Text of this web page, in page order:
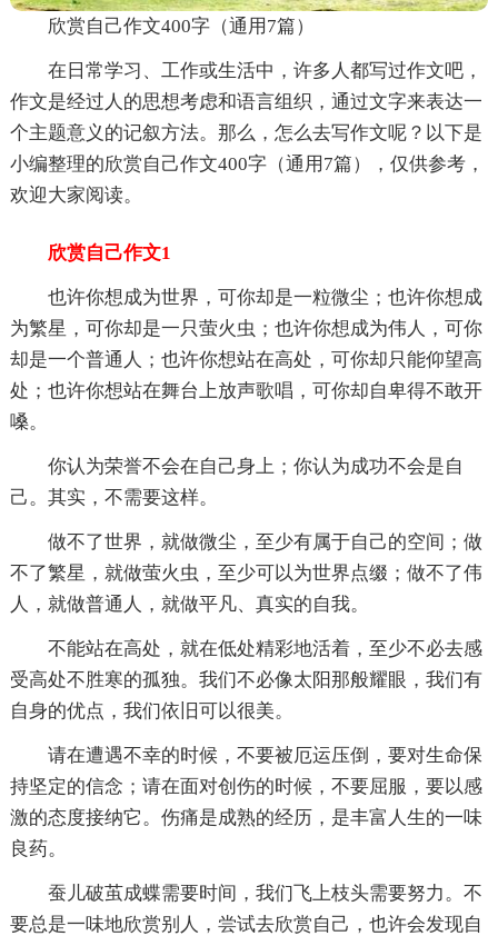
欣赏自己作文400字（通用7篇）
在日常学习、工作或生活中，许多人都写过作文吧，
作文是经过人的思想考虑和语言组织，通过文字来表达一
个主题意义的记叙方法。那么，怎么去写作文呢？以下是
小编整理的欣赏自己作文400字（通用7篇），仅供参考，
欢迎大家阅读。
欣赏自己作文1
也许你想成为世界，可你却是一粒微尘；也许你想成
为繁星，可你却是一只萤火虫；也许你想成为伟人，可你
却是一个普通人；也许你想站在高处，可你却只能仰望高
处；也许你想站在舞台上放声歌唱，可你却自卑得不敢开
嗓。
你认为荣誉不会在自己身上；你认为成功不会是自
己。其实，不需要这样。
做不了世界，就做微尘，至少有属于自己的空间；做
不了繁星，就做萤火虫，至少可以为世界点缀；做不了伟
人，就做普通人，就做平凡、真实的自我。
不能站在高处，就在低处精彩地活着，至少不必去感
受高处不胜寒的孤独。我们不必像太阳那般耀眼，我们有
自身的优点，我们依旧可以很美。
请在遭遇不幸的时候，不要被厄运压倒，要对生命保
持坚定的信念；请在面对创伤的时候，不要屈服，要以感
激的态度接纳它。伤痛是成熟的经历，是丰富人生的一味
良药。
蚕儿破茧成蝶需要时间，我们飞上枝头需要努力。不
要总是一味地欣赏别人，尝试去欣赏自己，也许会发现自